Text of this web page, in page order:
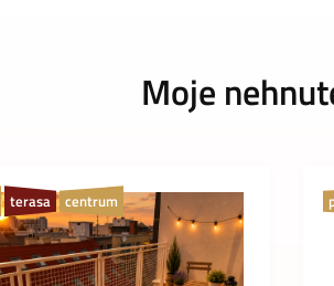
Moje
terasa centrum